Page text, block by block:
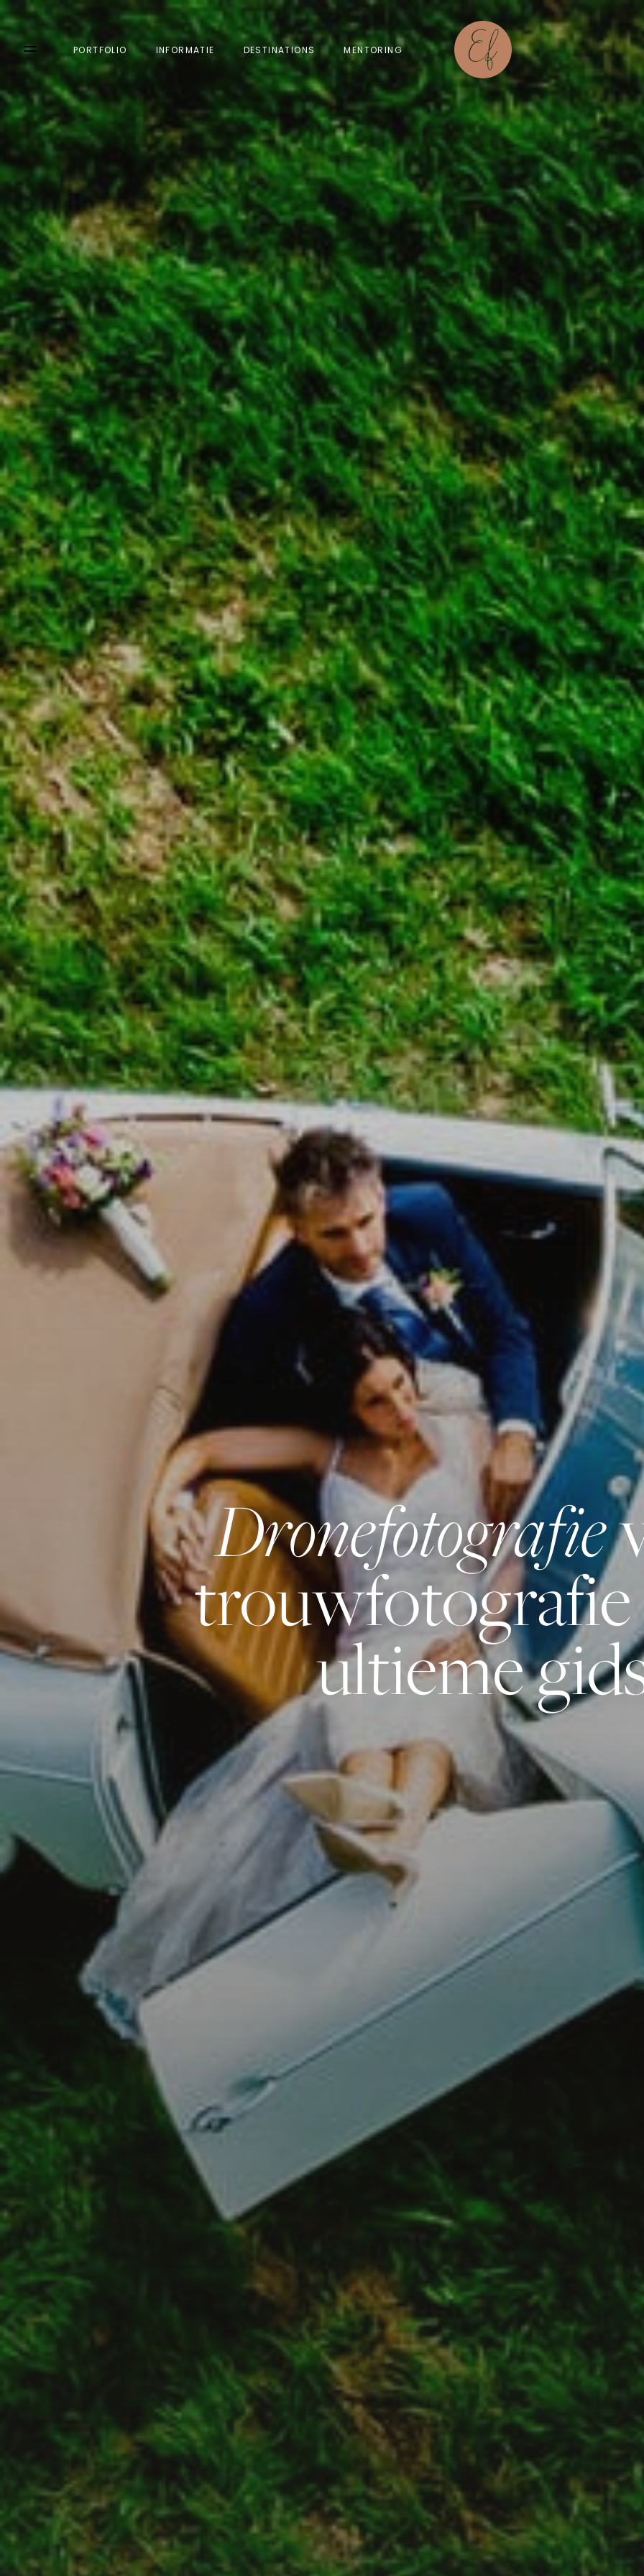
PORTFOLIO INFORMATIE DESTINATIONS MENTORING
Dronefotografie
trouwfotografie
ultieme